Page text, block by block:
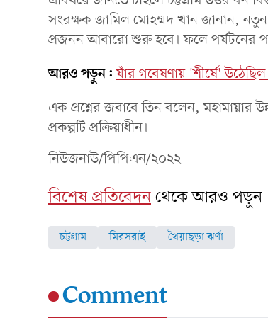
সংরক্ষক জামিল মোহম্মদ খান জানান, নতুন
প্রজনন আবারো শুরু হবে। ফলে পর্যটনের
আরও পড়ুন: যাঁর গবেষণায় 'শীর্ষে' উঠেছিল
এক প্রশ্নের জবাবে তিন বলেন, মহামায়ার
প্রকল্পটি প্রক্রিয়াধীন।
নিউজনাউ/পিপিএন/২০২২
বিশেষ প্রতিবেদনথেকে আরও পড়ুন
চট্টগ্রাম মিরসরাই খৈয়াছড়া ঝর্ণা
Comment